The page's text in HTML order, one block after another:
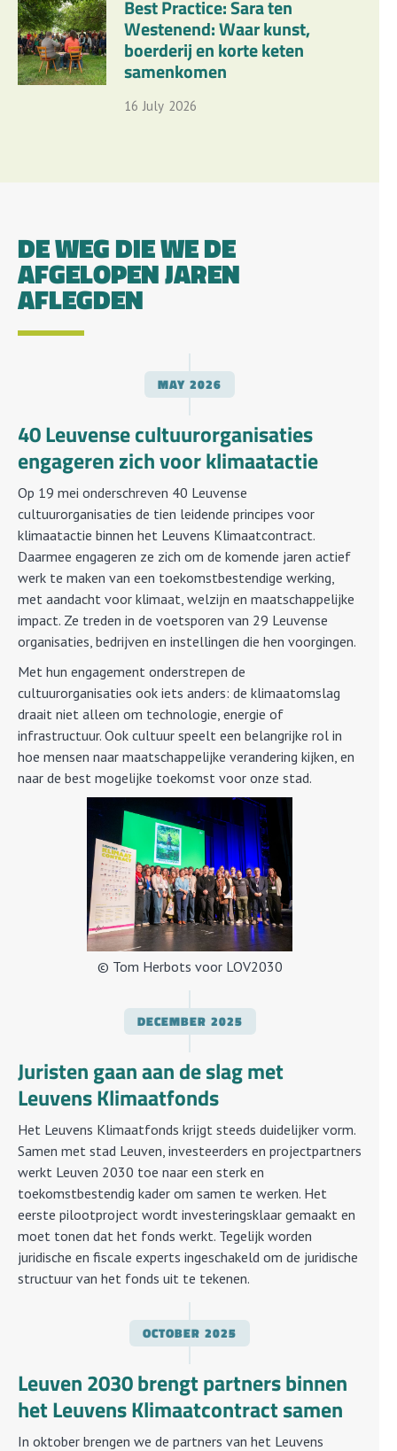
Best Practice: Sara ten
Westenend: Waar kunst,
boerderij en korte keten
samenkomen
16 July 2026
DE WEG DIE WE DE
AFGELOPEN JAREN
AFLEGDEN
MAY 2026
40 Leuvense cultuurorganisaties
engageren zich voor klimaatactie
Op 19 mei onderschreven 40 Leuvense
cultuurorganisaties de tien leidende principes voor
klimaatactie binnen het Leuvens Klimaatcontract.
Daarmee engageren ze zich om de komende jaren actief
werk te maken van een toekomstbestendige werking,
met aandacht voor klimaat, welzijn en maatschappelijke
impact. Ze treden in de voetsporen van 29 Leuvense
organisaties, bedrijven en instellingen die hen voorgingen.
Met hun engagement onderstrepen de
cultuurorganisaties ook iets anders: de klimaatomslag
draait niet alleen om technologie, energie of
infrastructuur. Ook cultuur speelt een belangrijke rol in
hoe mensen naar maatschappelijke verandering kijken, en
naar de best mogelijke toekomst voor onze stad.
© Tom Herbots voor LOV2030
DECEMBER 2025
Juristen gaan aan de slag met
Leuvens Klimaatfonds
Het Leuvens Klimaatfonds krijgt steeds duidelijker vorm.
Samen met stad Leuven, investeerders en projectpartners
werkt Leuven 2030 toe naar een sterk en
toekomstbestendig kader om samen te werken. Het
eerste pilootproject wordt investeringsklaar gemaakt en
moet tonen dat het fonds werkt. Tegelijk worden
juridische en fiscale experts ingeschakeld om de juridische
structuur van het fonds uit te tekenen.
OCTOBER 2025
Leuven 2030 brengt partners binnen
het Leuvens Klimaatcontract samen
In oktober brengen we de partners van het Leuvens